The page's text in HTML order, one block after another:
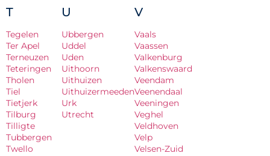
T
Tegelen
Ter Apel
Terneuzen
Teteringen
Tholen
Tiel
Tietjerk
Tilburg
Tilligte
Tubbergen
Twello
U
Ubbergen
Uddel
Uden
Uithoorn
Uithuizen
Uithuizermeeden
Urk
Utrecht
V
Vaals
Vaassen
Valkenburg
Valkenswaard
Veendam
Veenendaal
Veeningen
Veghel
Veldhoven
Velp
Velsen-Zuid